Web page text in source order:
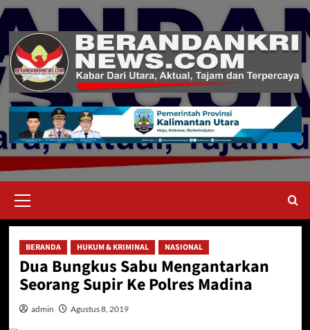
Skip
content
Menu
BERANDA HUKUM & KRIMINAL NASIONAL
Dua Bungkus Sabu Mengantarkan
Seorang Supir Ke Polres Madina
admin Agustus 8, 2019